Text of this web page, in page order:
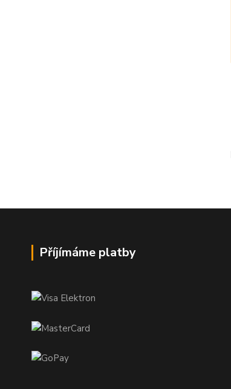
Příjímáme platby